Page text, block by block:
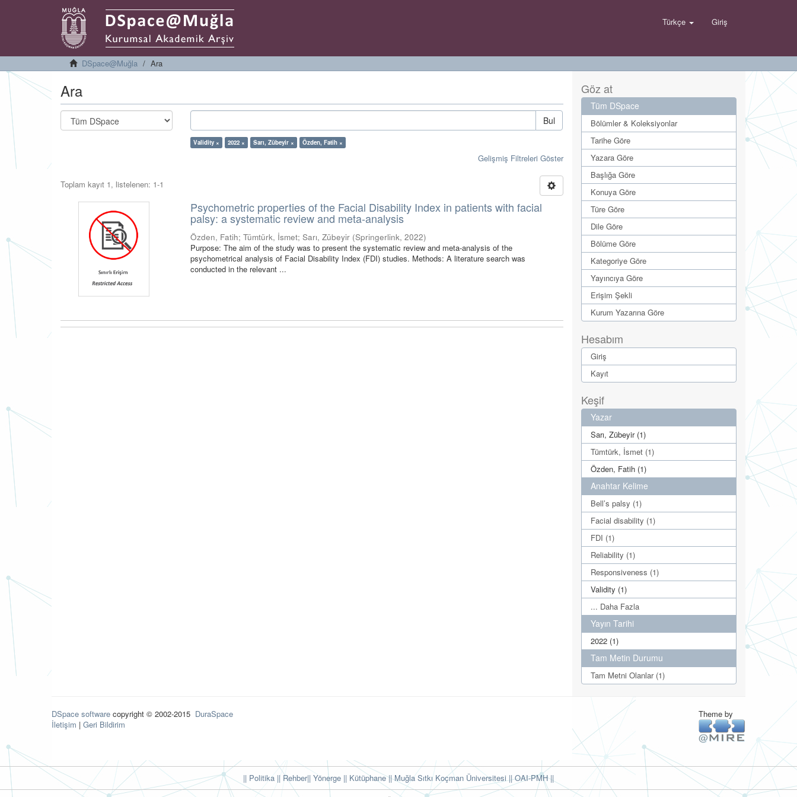
Türkçe Giriş
DSpace@Muğla Ara
Ara
Bul
Validity × 2022 × Sarı, Zübeyir × Özden, Fatih ×
Gelişmiş Filtreleri Göster
Toplam kayıt 1, listelenen: 1-1
Psychometric properties of the Facial Disability Index in patients with facial
palsy: a systematic review and meta-analysis
Özden, Fatih;Tümtürk, İsmet;Sarı, Zübeyir (Springerlink,2022)
Purpose: The aim of the study was to present the systematic review and meta-analysis of the
psychometrical analysis of Facial Disability Index (FDI) studies. Methods: A literature search was
conducted in the relevant ...
Göz at
Tüm DSpace
Bölümler & Koleksiyonlar
Tarihe Göre
Yazara Göre
Başlığa Göre
Konuya Göre
Türe Göre
Dile Göre
Bölüme Göre
Kategoriye Göre
Yayıncıya Göre
Erişim Şekli
Kurum Yazarına Göre
Hesabım
Giriş
Kayıt
Keşif
Yazar
Sarı, Zübeyir (1)
Tümtürk, İsmet (1)
Özden, Fatih (1)
Anahtar Kelime
Bell’s palsy (1)
Facial disability (1)
FDI (1)
Reliability (1)
Responsiveness (1)
Validity (1)
... Daha Fazla
Yayın Tarihi
2022 (1)
Tam Metin Durumu
Tam Metni Olanlar (1)
DSpace software copyright © 2002-2015 DuraSpace
İletişim | Geri Bildirim
Theme by
|| Politika || Rehber|| Yönerge || Kütüphane|| Muğla Sıtkı Koçman Üniversitesi ||OAI-PMH ||